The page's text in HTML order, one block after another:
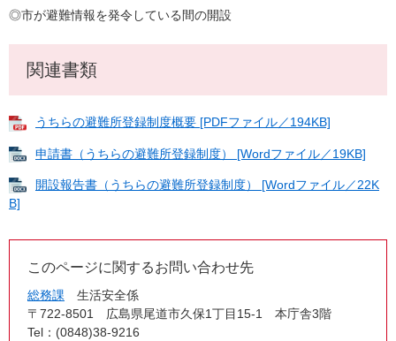
◎市が避難情報を発令している間の開設
関連書類
うちらの避難所登録制度概要 [PDFファイル／194KB]
申請書（うちらの避難所登録制度） [Wordファイル／19KB]
開設報告書（うちらの避難所登録制度） [Wordファイル／22K
B]
このページに関するお問い合わせ先
総務課
生活安全係
〒722-8501
広島県尾道市久保1丁目15-1 本庁舎3階
Tel：(0848)38-9216